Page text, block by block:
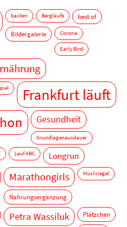
backen Bergläufe
best of
Bildergalerie
Corona
Early Bird
Frankfurt läuft
Gesundheit
Grundlagenausdauer
Lauf ABC Longrun
Marathongirls Müsliriegel
Nahrungsergänzung
Petra Wassiluk Plätzchen